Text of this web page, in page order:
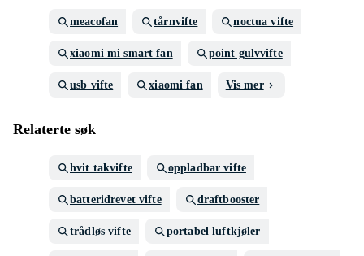
meacofan tårnvifte noctua vifte
xiaomi mi smart fan point gulvvifte
usb vifte xiaomi fan Vis mer
Relaterte søk
hvit takvifte oppladbar vifte
batteridrevet vifte draftbooster
trådløs vifte portabel luftkjøler